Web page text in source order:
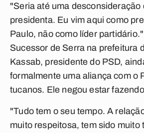
"Seria até uma desconsideração
presidenta. Eu vim aqui como
Paulo, não como líder partidário."
Sucessor de Serra na prefeitura
Kassab, presidente do PSD,
formalmente uma aliança com o
tucanos. Ele negou estar
"Tudo tem o seu tempo. A
muito respeitosa, tem sido muito